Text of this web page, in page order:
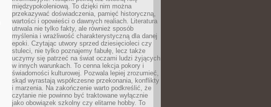
międzypokoleniową. To dzięki nim można
przekazywać doświadczenia, pamięć historyczną,
wartości i opowieści o dawnych realiach. Literatura
utrwala nie tylko fakty, ale również sposób
myślenia i wrażliwość charakterystyczną dla danej
epoki. Czytając utwory sprzed dziesięcioleci czy
stuleci, nie tylko poznajemy fabułę, lecz także
uczymy się patrzeć na świat oczami ludzi żyjących
w innych warunkach. To cenna lekcja pokory i
świadomości kulturowej. Pozwala lepiej zrozumieć,
skąd wyrastają współczesne przekonania, konflikty
i marzenia. Na zakończenie warto podkreślić, że
czytanie nie powinno być traktowane wyłącznie
jako obowiązek szkolny czy elitarne hobby. To